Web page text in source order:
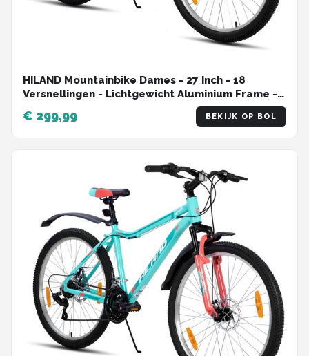
HILAND Mountainbike Dames - 27 Inch - 18
Versnellingen - Lichtgewicht Aluminium Frame -
Verende Voorvork - Dubbele Schijfremmen
€ 299,99 BEKIJK OP BOL